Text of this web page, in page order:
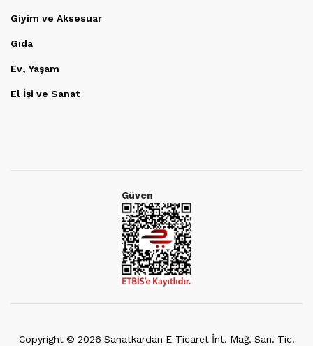
Giyim ve Aksesuar
Gıda
Ev, Yaşam
El İşi ve Sanat
Güven
Copyright © 2026 Sanatkardan E-Ticaret İnt. Mağ. San. Tic.